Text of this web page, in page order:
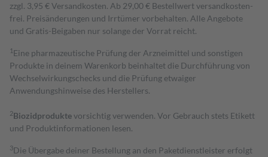
zzgl. 3,95 € Versandkosten. Ab 29,00 € Bestell­wert versand­kosten­
frei. Preisänderungen und Irrtümer vorbehalten. Alle Angebote
und Gratis-Beigaben nur solange der Vorrat reicht.
1 Eine pharmazeutische Prüfung der Arzneimittel und sonstigen
Produkte in deinem Warenkorb beinhaltet die Durchführung von
Wechselwirkungschecks und die Prüfung etwaiger
Anwendungshinweise des Herstellers.
2Biozidproduktevorsichtig verwenden. Vor Gebrauch stets Etikett
und Produktinformationen lesen.
3Die Übergabe deiner Bestellung an den Paketdienstleister erfolgt